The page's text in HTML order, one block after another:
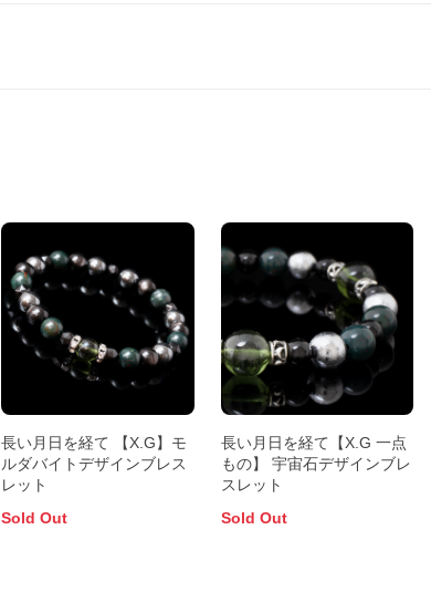
長い月日を経て 【X.G】モ
ルダバイトデザインブレス
レット
Sold Out
長い月日を経て【X.G 一点
もの】 宇宙石デザインブレ
スレット
Sold Out